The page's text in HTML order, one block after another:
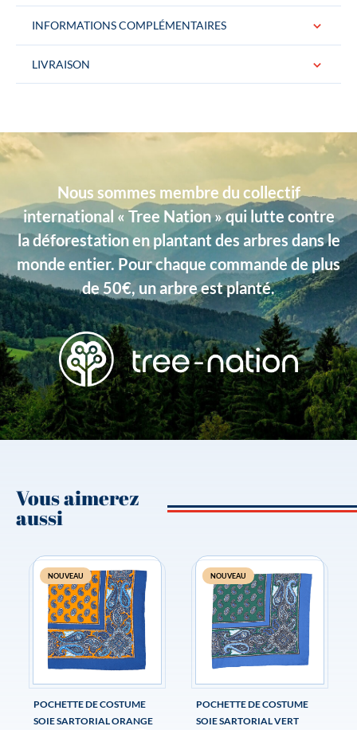
INFORMATIONS COMPLÉMENTAIRES
Idéal pour un cadeau.
Dimensions 30 cm / 30 cm
Type de produits
Matière Coton
LIVRAISON
Nous sommes membre du collectif
international « Tree Nation » qui lutte contre
la déforestation en plantant des arbres dans le
monde entier. Pour chaque commande de plus
de 50€, un arbre est planté.
Vous aimerez
aussi
NOUVEAU
POCHETTE DE COSTUME
SOIE SARTORIAL ORANGE
NOUVEAU
POCHETTE DE COSTUME
SOIE SARTORIAL VERT